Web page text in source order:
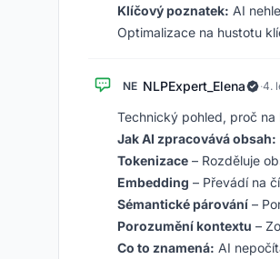
Klíčový poznatek: AI
Optimalizace na hustotu
NE NLPExpert_Elena ·4.
Technický pohled, proč
Jak AI zpracovává obsah:
Tokenizace – Rozděluje
Embedding – Převádí na
Sémantické párování –
Porozumění kontextu –
Co to znamená: AI